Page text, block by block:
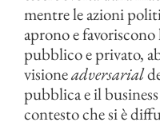
mentre le azioni
aprono e
pubblico e privato,
visioneadversarial
pubblica e il
contesto che si è